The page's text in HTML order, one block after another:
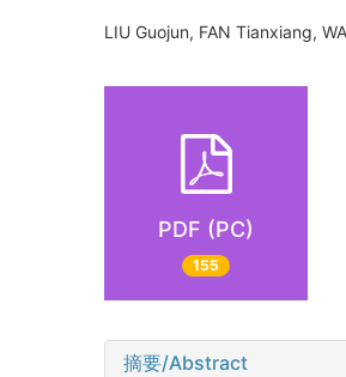
LIU Guojun, FAN Tianxiang,
PDF (PC)
155
摘要/Abstract